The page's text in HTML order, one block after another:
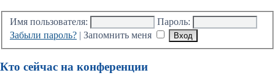
Имя пользователя:
Пароль:
Забыли пароль? | Запомнить меня
Кто сейчас на конференции